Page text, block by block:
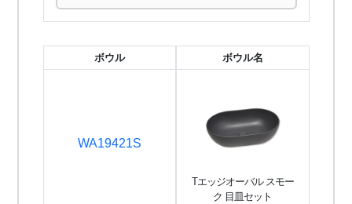
ボウル
WA19421S
ボウル名
Tエッジオーバル スモー
ク 目皿セット